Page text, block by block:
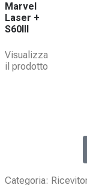
Marvel
Laser +
S60III
Visualizza
il prodotto
Categoria: